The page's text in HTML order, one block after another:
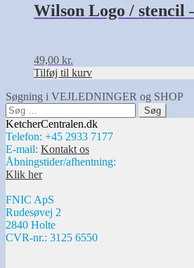
Wilson Logo / stencil
49,00 kr.
Tilføj til kurv
Søgning i VEJLEDNINGER og SHOP
Søg
efter:
KetcherCentralen.dk
Telefon: +45 2933 7177
E-mail: Kontakt os
Åbningstider/afhentning:
Klik her
FNIC ApS
Rudesøvej 2
2840 Holte
CVR-nr.: 3125 6550